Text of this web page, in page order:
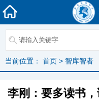
当前位置： 首页 > 智库智者
李刚：要多读书